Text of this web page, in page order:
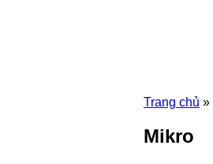
Trang chủ »
Mikro